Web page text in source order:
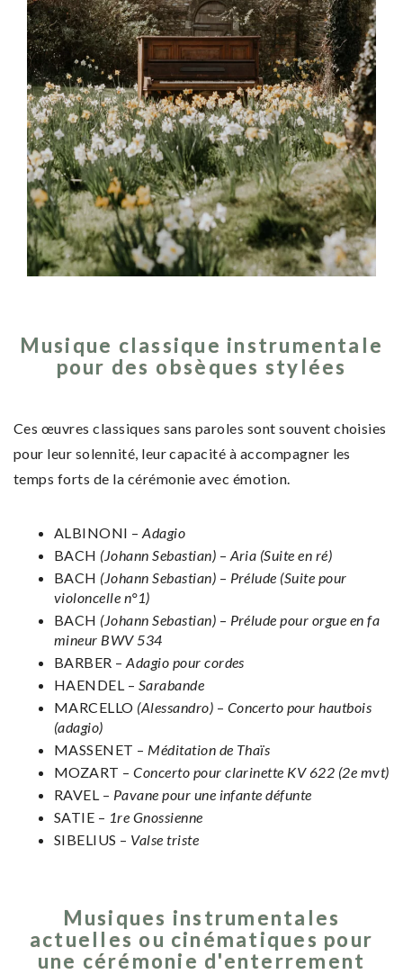
Musique classique instrumentale
pour des obsèques stylées
Ces œuvres classiques sans paroles sont souvent choisies
pour leur solennité, leur capacité à accompagner les
temps forts de la cérémonie avec émotion.
ALBINONI –Adagio
BACH (Johann Sebastian) – Aria (Suite en ré)
BACH (Johann Sebastian) – Prélude (Suite pour
violoncelle n°1)
BACH (Johann Sebastian) – Prélude pour orgue en fa
mineur BWV 534
BARBER –Adagio pour cordes
HAENDEL – Sarabande
MARCELLO (Alessandro) – Concerto pour hautbois
(adagio)
MASSENET – Méditation de Thaïs
MOZART –Concerto pour clarinette KV 622 (2e mvt)
RAVEL – Pavane pour une infante défunte
SATIE – 1re Gnossienne
SIBELIUS – Valse triste
Musiques instrumentales
actuelles ou cinématiques pour
une cérémonie d'enterrement